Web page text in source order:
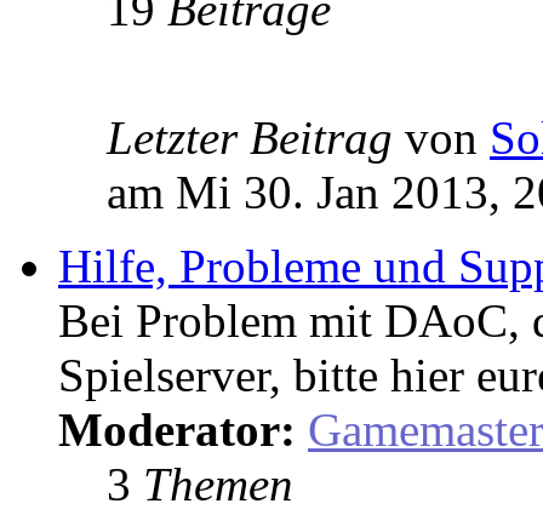
Letzter Beitrag von
am Mi 30. Jan 2013,
Hilfe, Probleme und
Bei Problem mit DAoC,
Spielserver, bitte hier
Moderator: Gamemaster
3 Themen